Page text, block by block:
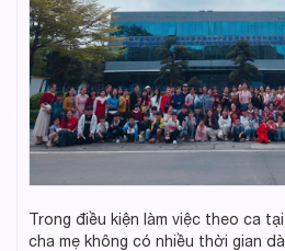
Trong điều kiện làm việc theo ca
cha mẹ không có nhiều thời gian